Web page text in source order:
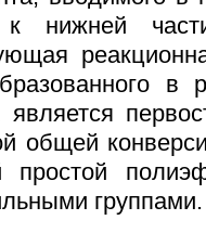
нижней
в
является
общей
простой
группами.